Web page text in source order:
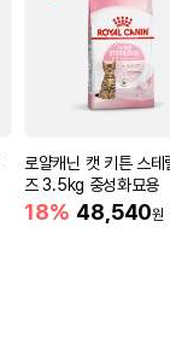
로얄캐닌 캣 키튼 스테
즈 3.5kg 중성화묘용
18% 48,540원